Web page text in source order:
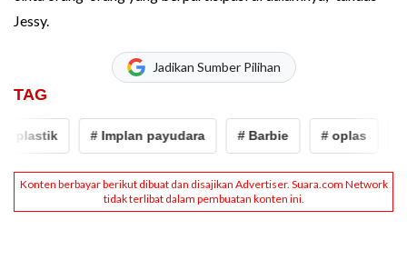
Jessy.
Jadikan Sumber Pilihan
TAG
# Implan payudara # Barbie # oplas